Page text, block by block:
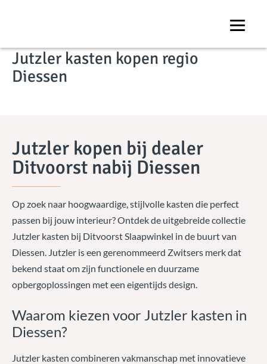
Jutzler kasten kopen regio
Diessen
Jutzler kopen bij dealer
Ditvoorst nabij Diessen
Op zoek naar hoogwaardige, stijlvolle kasten die perfect
passen bij jouw interieur? Ontdek de uitgebreide collectie
Jutzler kasten bij Ditvoorst Slaapwinkel in de buurt van
Diessen. Jutzler is een gerenommeerd Zwitsers merk dat
bekend staat om zijn functionele en duurzame
opbergoplossingen met een eigentijds design.
Waarom kiezen voor Jutzler kasten in
Diessen?
Jutzler kasten combineren vakmanschap met innovatieve